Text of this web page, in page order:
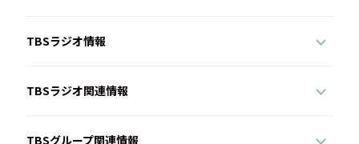
TBSラジオ情報
TBSラジオ関連情報
TBSグループ関連情報